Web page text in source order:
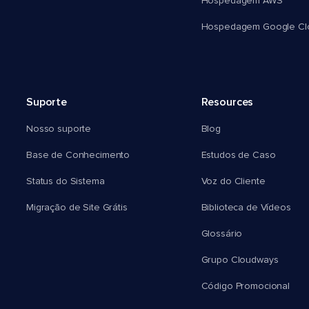
Hospedagem Google
Suporte
Nosso suporte
Base de Conhecimento
Status do Sistema
Migração de Site Grátis
Resources
Blog
Estudos de Caso
Voz do Cliente
Biblioteca de Vídeos
Glossário
Grupo Cloudways
Código Promocional